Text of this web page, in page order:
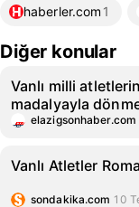
haberler.com 1
Diğer konular
Vanlı milli
madalyayla
elazigsonhaber.com
Vanlı Atletler
sondakika.com 10